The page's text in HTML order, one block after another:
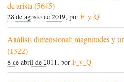
de arista (5645)
28 de agosto de 2019, por F_y_Q
Análisis dimensional: magnitudes y
(1322)
8 de abril de 2011, por F_y_Q